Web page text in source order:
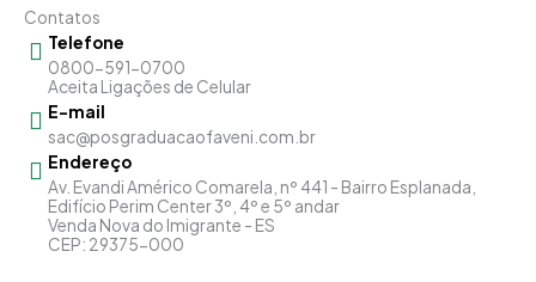
Contatos
Telefone
0800-591-0700
Aceita Ligações de Celular
E-mail
sac@posgraduacaofaveni.com.br
Endereço
Av. Evandi Américo Comarela, nº 441 - Bairro Esplanada,
Edifício Perim Center 3º, 4º e 5º andar
Venda Nova do Imigrante - ES
CEP: 29375-000